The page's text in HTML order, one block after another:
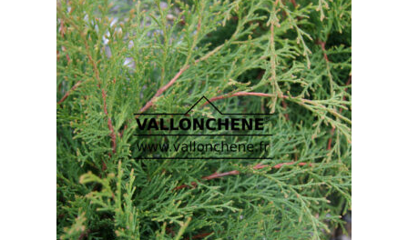
options
peuvent
être
choisies
sur
la
page
du
produit